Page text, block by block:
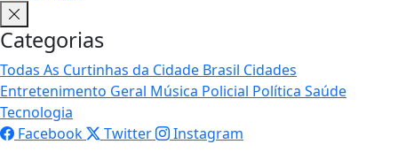
Categorias
Todas As Curtinhas da Cidade Brasil Cidades
Entretenimento Geral Música Policial Política Saúde
Tecnologia
Facebook
Twitter Instagram